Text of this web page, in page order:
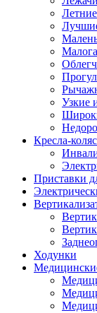
Узкие
Кресла-
Приставки
Ходунки